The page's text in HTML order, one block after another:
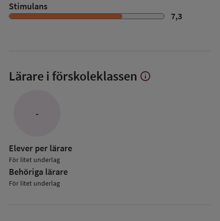
Stimulans
7,3
Lärare i förskoleklassen Visa
info
-
Elever per lärare
För litet underlag
Behöriga lärare
För litet underlag